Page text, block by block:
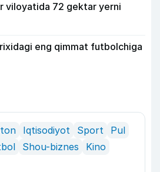
viloyatida 72 gektar yerni
eng qimmat futbolchiga
Iqtisodiyot Sport
Pul
Shou-biznes
Kino